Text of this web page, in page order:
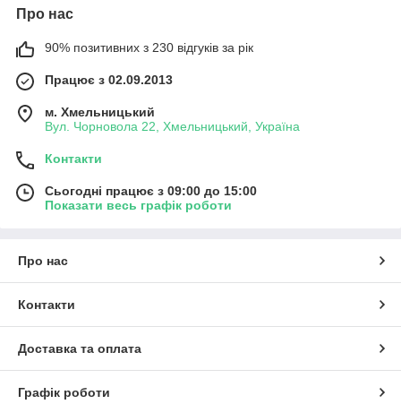
Про нас
90% позитивних з 230 відгуків за рік
Працює з 02.09.2013
м. Хмельницький
Вул. Чорновола 22, Хмельницький, Україна
Контакти
Сьогодні працює з 09:00 до 15:00
Показати весь графік роботи
Про нас
Контакти
Доставка та оплата
Графік роботи